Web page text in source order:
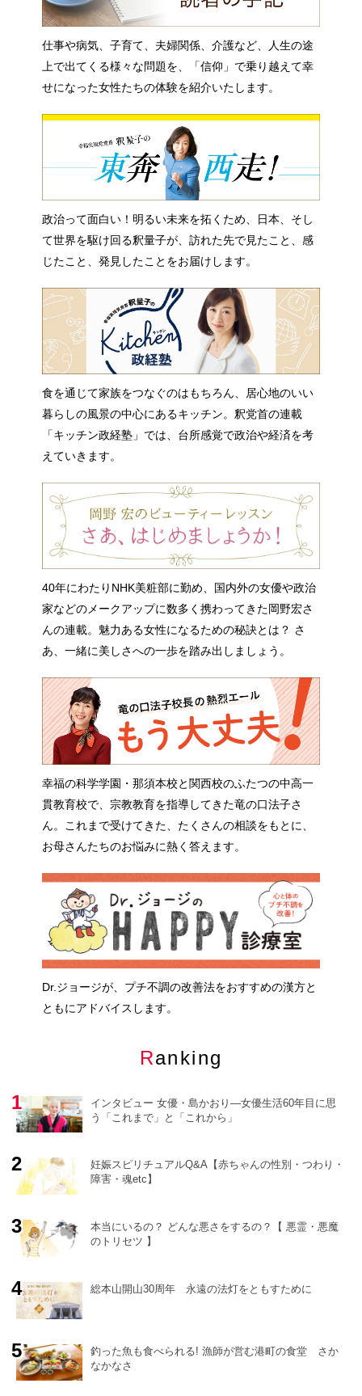
仕事や病気、子育て、夫婦関係、介護など、人生の途
上で出てくる様々な問題を、「信仰」で乗り越えて幸
せになった女性たちの体験を紹介いたします。
政治って面白い！明るい未来を拓くため、日本、そし
て世界を駆け回る釈量子が、訪れた先で見たこと、感
じたこと、発見したことをお届けします。
食を通じて家族をつなぐのはもちろん、居心地のいい
暮らしの風景の中心にあるキッチン。釈党首の連載
「キッチン政経塾」では、台所感覚で政治や経済を考
えていきます。
40年にわたりNHK美粧部に勤め、国内外の女優や政治
家などのメークアップに数多く携わってきた岡野宏さ
んの連載。魅力ある女性になるための秘訣とは？ さ
あ、一緒に美しさへの一歩を踏み出しましょう。
幸福の科学学園・那須本校と関西校のふたつの中高一
貫教育校で、宗教教育を指導してきた竜の口法子さ
ん。これまで受けてきた、たくさんの相談をもとに、
お母さんたちのお悩みに熱く答えます。
Dr.ジョージが、プチ不調の改善法をおすすめの漢方と
ともにアドバイスします。
Ranking
インタビュー 女優・島かおり―女優生活60年目に思
う「これまで」と「これから」
妊娠スピリチュアルQ&A【赤ちゃんの性別・つわり・
障害・魂etc】
本当にいるの？ どんな悪さをするの？【 悪霊・悪魔
のトリセツ 】
総本山開山30周年 永遠の法灯をともすために
釣った魚も食べられる! 漁師が営む港町の食堂 さか
なかなさ